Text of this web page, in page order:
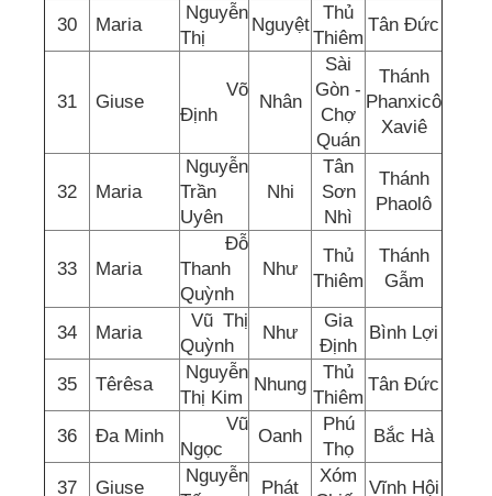
30 Maria
Nguyễn
Thị
Nguyệt
Thủ
Thiêm
Tân Đức
31 Giuse
Võ
Định
Nhân
Sài
Gòn -
Chợ
Quán
Thánh
Phanxicô
Xaviê
32 Maria
Nguyễn
Trần
Uyên
Nhi
Tân
Sơn
Nhì
Thánh
Phaolô
33 Maria
Đỗ
Thanh
Quỳnh
Như
Thủ
Thiêm
Thánh
Gẫm
34 Maria
Vũ Thị
Quỳnh
Như
Gia
Định
Bình Lợi
35 Têrêsa
Nguyễn
Thị Kim
Nhung
Thủ
Thiêm
Tân Đức
36 Đa Minh
Vũ
Ngọc
Oanh
Phú
Thọ
Bắc Hà
37 Giuse
Nguyễn
Phát
Xóm
Vĩnh Hội